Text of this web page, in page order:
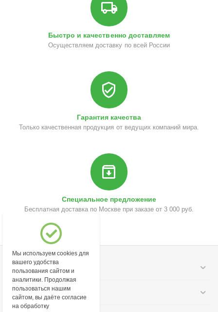
Быстро и качественно доставляем
Осуществляем доставку по всей России
Гарантия качества
Только качественная продукция от ведущих компаний мира.
Специальное предложение
Бесплатная доставка по Москве при заказе от 3 000 руб.
Моя учетная запись
Информация
Мы используем cookies для
вашего удобства
пользования сайтом и
аналитики. Продолжая
пользоваться нашим
сайтом, вы даёте согласие
на обработку